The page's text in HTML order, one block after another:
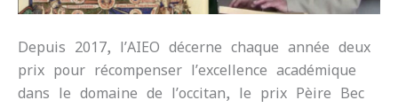
Depuis 2017, l’AIEO décerne chaque année deux
prix pour récompenser l’excellence académique
dans le domaine de l’occitan, le prix Pèire Bec